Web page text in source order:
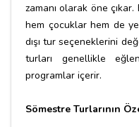
zamanı olarak öne
hem çocuklar hem de
dışı tur seçeneklerini
turları genellikle
programlar içerir.
Sömestre Turlarının